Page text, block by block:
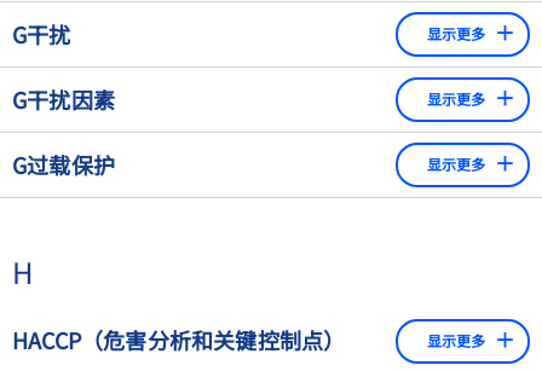
GFSI成立于2000年。当年4月，一批在国际上经营的商业
企业董事在一次会议上同意，需要提高消费者对食品和食
品安全的信心。
该倡议的目的是不断改善食品安全领域的质量管理系统，
提高供应链的成本效率，最重要的是为全世界的消费者提
供安全的食品。
G干扰 显示更多
不是测量的对象但影响称量结果，并且超出仪器规定的额定
工作条件的量。
G干扰因素 显示更多
干扰因素是一个影响变量，其数值在规定限值要求之内，但
在测量设备的规定额定工作条件之外。如果该影响变量没有
规定的额定工作条件，那么这个影响变量就被认为是干扰因
G过载保护 显示更多
H
HACCP（危害分析和关键控制点） 显示更多